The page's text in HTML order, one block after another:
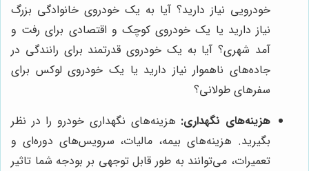
خودرویی نیاز دارید؟ آیا به یک خودروی خانوادگی بزرگ
نیاز دارید یا یک خودروی کوچک و اقتصادی برای رفت و
آمد شهری؟ آیا به یک خودروی قدرتمند برای رانندگی در
جاده‌های ناهموار نیاز دارید یا یک خودروی لوکس برای
سفرهای طولانی؟
هزینه‌های نگهداری: هزینه‌های نگهداری خودرو را در نظر
بگیرید. هزینه‌های بیمه، مالیات، سرویس‌های دوره‌ای و
تعمیرات، می‌توانند به طور قابل توجهی بر بودجه شما تاثیر